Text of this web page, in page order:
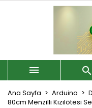
 
Ana Sayfa Arduino
80cm Menzilli Kızılötesi